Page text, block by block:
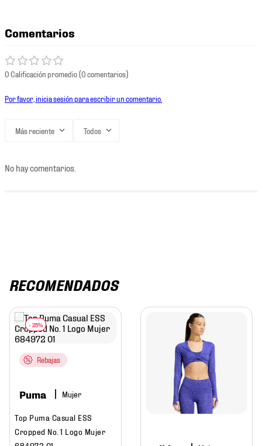
Comentarios
0 Calificación promedio(0 comentarios)
Por favor, inicia sesión para escribir un comentario.
Más reciente Todos
No hay comentarios.
RECOMENDADOS
Rebajas
Puma Mujer
Top Puma Casual ESS
Cropped No. 1 Logo Mujer